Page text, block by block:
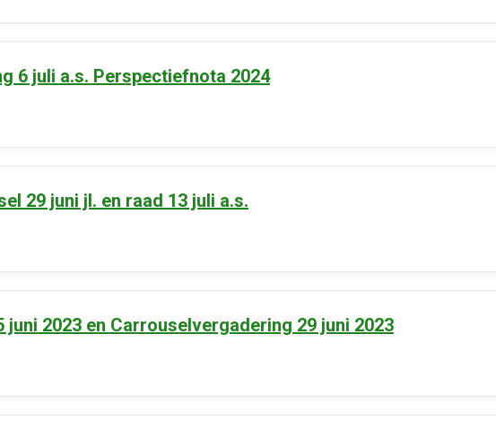
6 juli a.s. Perspectiefnota 2024
29 juni jl. en raad 13 juli a.s.
juni 2023 en Carrouselvergadering 29 juni 2023